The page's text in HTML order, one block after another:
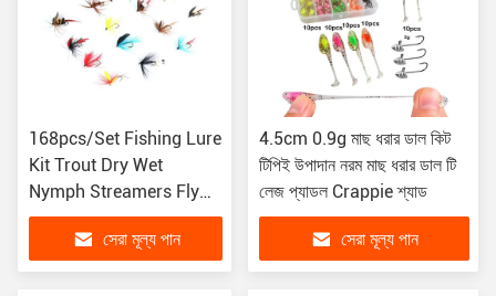
168pcs/Set Fishing Lure
Kit Trout Dry Wet
Nymph Streamers Fly
Fishing Lure Kit মাছ ধরার
লিক কিট
সেরা মূল্য পান
4.5cm 0.9g মাছ ধরার ডাল কিট
টিপিই উপাদান নরম মাছ ধরার ডাল টি
লেজ প্যাডল Crappie শ্যাড
সেরা মূল্য পান